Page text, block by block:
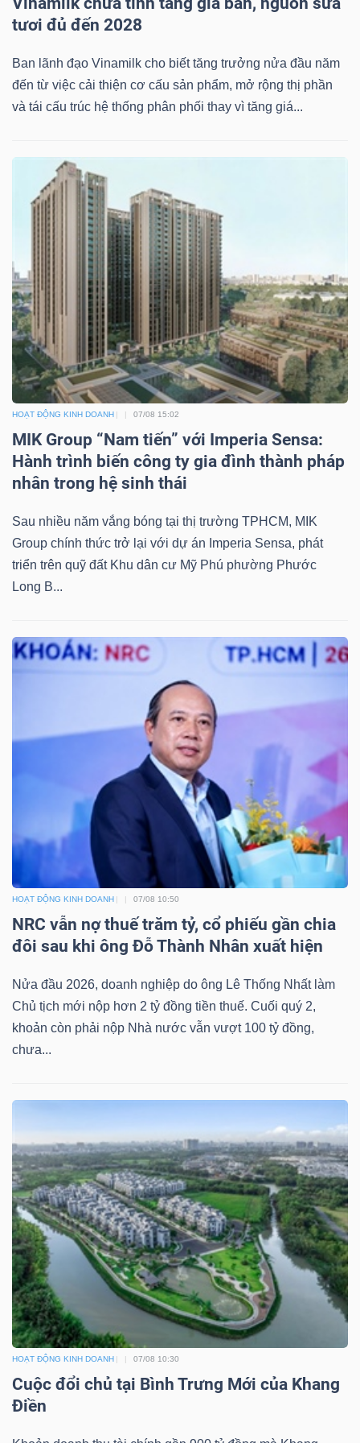
tươi đủ đến 2028
Ban lãnh đạo Vinamilk cho biết tăng trưởng nửa đầu năm
đến từ việc cải thiện cơ cấu sản phẩm, mở rộng thị phần
và tái cấu trúc hệ thống phân phối thay vì tăng giá...
HOẠT ĐỘNG KINH DOANH 07/08 15:02
MIK Group “Nam tiến” với Imperia Sensa:
Hành trình biến công ty gia đình thành pháp
nhân trong hệ sinh thái
Sau nhiều năm vắng bóng tại thị trường TPHCM, MIK
Group chính thức trở lại với dự án Imperia Sensa, phát
triển trên quỹ đất Khu dân cư Mỹ Phú phường Phước
Long B...
HOẠT ĐỘNG KINH DOANH 07/08 10:50
NRC vẫn nợ thuế trăm tỷ, cổ phiếu gần chia
đôi sau khi ông Đỗ Thành Nhân xuất hiện
Nửa đầu 2026, doanh nghiệp do ông Lê Thống Nhất làm
Chủ tịch mới nộp hơn 2 tỷ đồng tiền thuế. Cuối quý 2,
khoản còn phải nộp Nhà nước vẫn vượt 100 tỷ đồng,
chưa...
HOẠT ĐỘNG KINH DOANH 07/08 10:30
Cuộc đổi chủ tại Bình Trưng Mới của Khang
Điền
Bài
viết
của
tác
Báo
cáo
phân
tích
(-)
Thuật
ngữ
(-)
Dịch
vụ
(-)
Đào
tạo
cụ
tư
Truyền
thông
tài
chính
Dữ
liệu
tài
chính